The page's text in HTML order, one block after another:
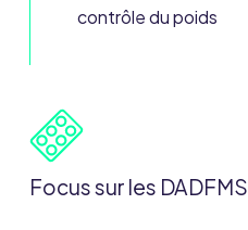
contrôle du poids
Focus sur les DADFMS